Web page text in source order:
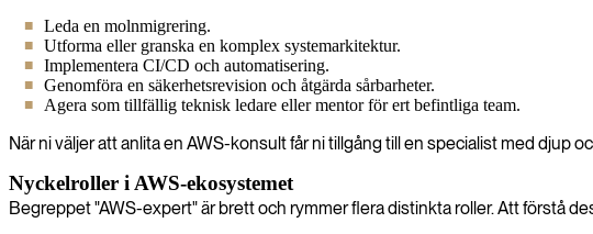
Leda en molnmigrering.
Utforma eller granska en komplex systemarkitektur.
Implementera CI/CD och automatisering.
Genomföra en säkerhetsrevision och åtgärda sårbarheter.
Agera som tillfällig teknisk ledare eller mentor för ert befintliga team.
När ni väljer att anlita en AWS-konsult får ni tillgång till en specialist med
Nyckelroller i AWS-ekosystemet
Begreppet "AWS-expert" är brett och rymmer flera distinkta roller. Att förstå